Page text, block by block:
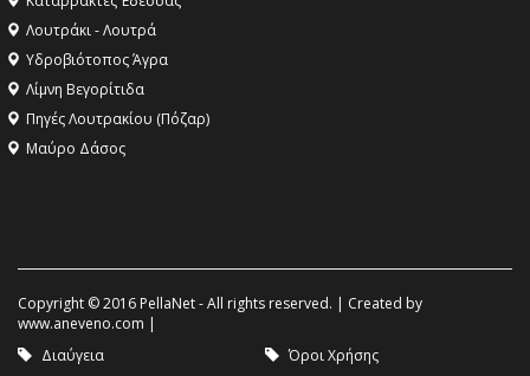
Λουτράκι - Λουτρά
Υδροβιότοπος Άγρα
Λίμνη Βεγορίτιδα
Πηγές Λουτρακίου (Πόζαρ)
Μαύρο Δάσος
Copyright © 2016 PellaNet - All rights reserved. | Created by
www.aneveno.com |
Διαύγεια
Όροι Χρήσης